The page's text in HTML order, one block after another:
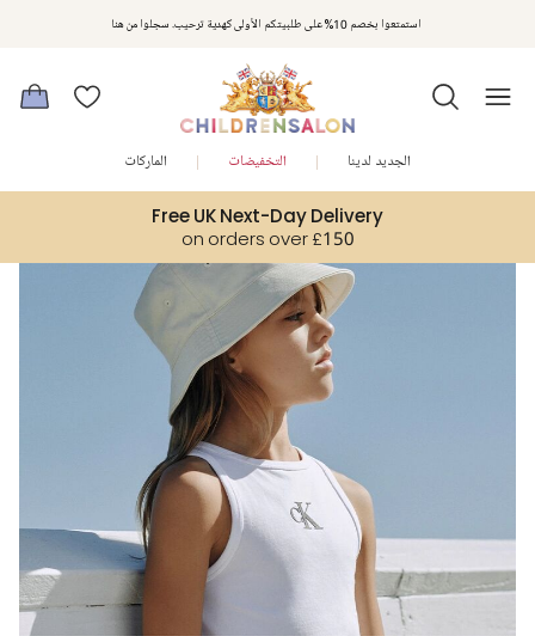
استمتعوا بخصم 10% على طلبيتكم الأولى كهدية ترحيب. سجلوا من هنا
مكافآت تشلدرن صالون | اجمعوا النقاط مع كل عملية شراء لتحصلوا على هدايا حصرية وعروض مصممة خصيصا لتلبي
متطلباتكم
Free UK Next-Day Delivery
on orders over £150
الجديد لدينا التخفيضات الماركات